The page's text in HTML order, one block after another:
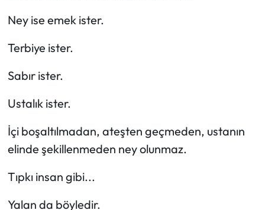
Ney ise emek ister.
Terbiye ister.
Sabır ister.
Ustalık ister.
İçi boşaltılmadan, ateşten geçmeden, ustanın
elinde şekillenmeden ney olunmaz.
Tıpkı insan gibi...
Yalan da böyledir.
Siyaset
Spor
Sungurlu Haberleri
Uğurludağ Haberleri
Yaşam
Yayla Haber